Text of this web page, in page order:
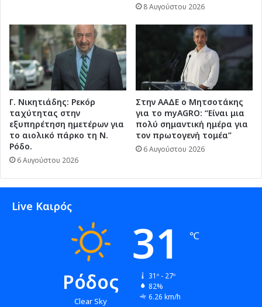
8 Αυγούστου 2026
Γ. Νικητιάδης: Ρεκόρ
ταχύτητας στην
εξυπηρέτηση ημετέρων για
το αιολικό πάρκο τη Ν.
Ρόδο.
6 Αυγούστου 2026
Στην ΑΑΔΕ ο Μητσοτάκης
για το myAGRO: “Είναι μια
πολύ σημαντική ημέρα για
τον πρωτογενή τομέα”
6 Αυγούστου 2026
Live Καιρός
Ρόδος
Clear Sky
31 ℃
31º - 27º
82%
6.26 km/h